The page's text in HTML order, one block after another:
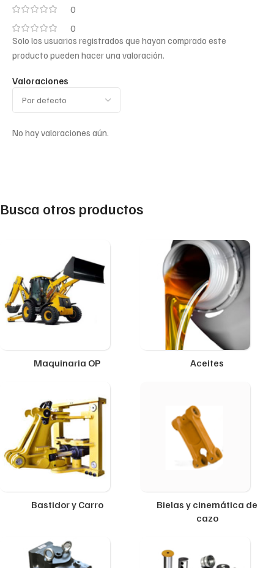
0
0
Valoraciones
No hay valoraciones aún.
Solo los usuarios registrados que hayan comprado este
producto pueden hacer una valoración.
Busca otros productos
Maquinaria OP Aceites
Bastidor y Carro
Bielas y cinemática de
cazo